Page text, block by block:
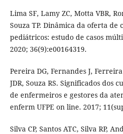
Lima SF, Lamy ZC, Motta VBR,
Souza TP. Dinâmica da oferta de
pediátricos: estudo de casos
2020; 36(9):e00164319.
Pereira DG, Fernandes J, Ferreira
JDR, Souza RS. Significados dos
de enfermeiros e gestores da
enferm UFPE on line. 2017;
Silva CP, Santos ATC, Silva RP,